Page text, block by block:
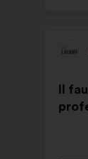
:
de
la
Il
pour